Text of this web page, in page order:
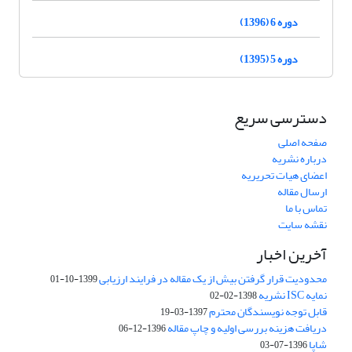
دوره 6 (1396)
دوره 5 (1395)
دسترسی سریع
صفحه اصلی
درباره نشریه
اعضای هیات تحریریه
ارسال مقاله
تماس با ما
نقشه سایت
آخرین اخبار
محدودیت قرار گرفتن بیش از یک مقاله در فرایند ارزیابی1399-10-01
نمایه ISC نشریه 1398-02-02
قابل توجه نویسندگان محترم1397-03-19
دریافت هزینه بررسی اولیه و چاپ مقاله1396-12-06
شاپا1396-07-03